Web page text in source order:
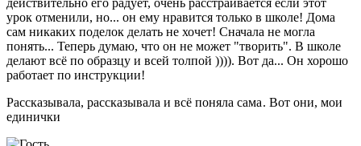
урок отменили, но... он ему нравится только в школе! Дома
сам никаких поделок делать не хочет! Сначала не могла
понять... Теперь думаю, что он не может "творить". В школе
делают всё по образцу и всей толпой )))). Вот да... Он хорошо
работает по инструкции!
Рассказывала, рассказывала и всё поняла сама. Вот они, мои
единички